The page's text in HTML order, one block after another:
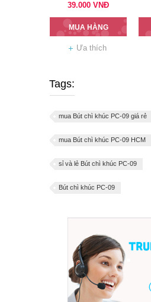
39.000 VNĐ
MUA HÀNG
Ưa thích
Tags:
mua Bút chì khúc PC-09 giá rẻ
mua Bút chì khúc PC-09 HCM
sỉ và lẻ Bút chì khúc PC-09
Bút chì khúc PC-09